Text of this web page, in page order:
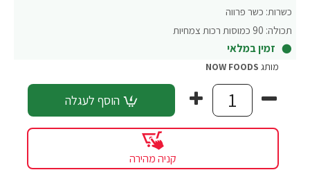
כשרות: כשר פרווה
תכולה: 90 כמוסות רכות צמחיות
זמין במלאי
מותג NOW FOODS
הוסף לעגלה
קניה מהירה